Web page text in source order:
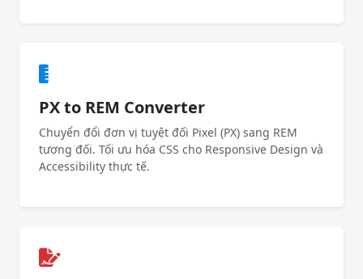
PX to REM Converter
Chuyển đổi đơn vị tuyệt đối Pixel (PX) sang REM
tương đối. Tối ưu hóa CSS cho Responsive Design và
Accessibility thực tế.